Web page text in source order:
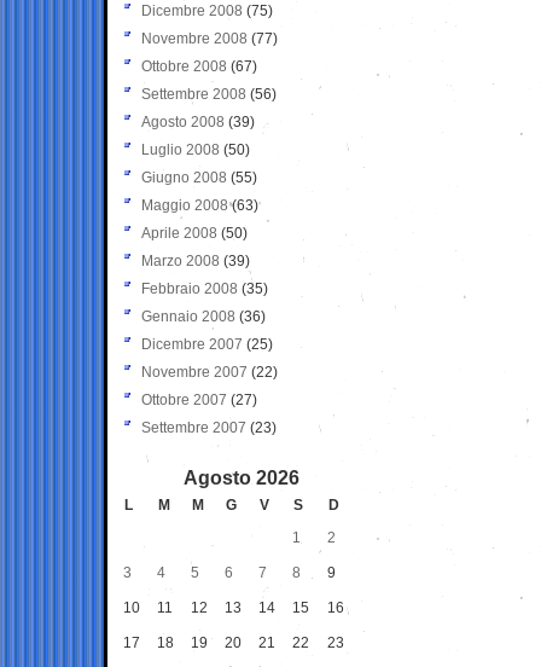
Dicembre 2008 (75)
Novembre 2008 (77)
Ottobre 2008 (67)
Settembre 2008 (56)
Agosto 2008 (39)
Luglio 2008 (50)
Giugno 2008 (55)
Maggio 2008(63)
Aprile 2008 (50)
Marzo 2008 (39)
Febbraio 2008 (35)
Gennaio 2008 (36)
Dicembre 2007 (25)
Novembre 2007 (22)
Ottobre 2007 (27)
Settembre 2007 (23)
Agosto 2026
L M M G V S
D
1
2
3 4 5 6 7 8 9
10 11 12 13 14 15 16
17 18 19 20 21 22 23